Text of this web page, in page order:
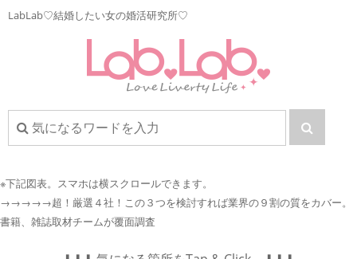
LabLab♡結婚したい女の婚活研究所♡
※下記図表。 スマホは横スクロールできます。
→→→→→超！厳選４社！この３つを検討すれば業界の９割の質をカバー。
書籍、雑誌取材チームが覆面調査